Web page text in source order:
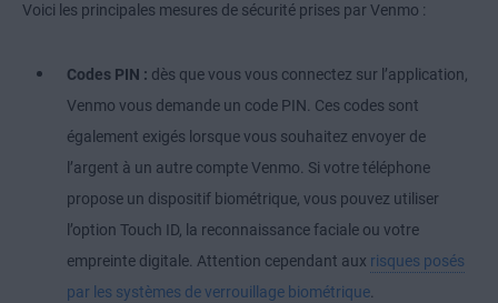
Voici les principales mesures de sécurité prises par Venmo :
Codes PIN : dès que vous vous connectez sur l’application,
Venmo vous demande un code PIN. Ces codes sont
également exigés lorsque vous souhaitez envoyer de
l’argent à un autre compte Venmo. Si votre téléphone
propose un dispositif biométrique, vous pouvez utiliser
l’option Touch ID, la reconnaissance faciale ou votre
empreinte digitale. Attention cependant aux risques posés
par les systèmes de verrouillage biométrique.